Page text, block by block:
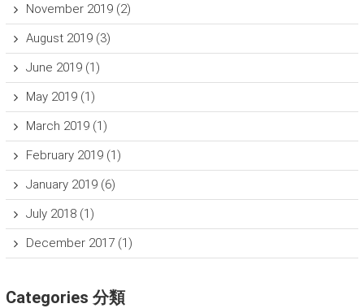
November 2019(2)
August 2019(3)
June 2019(1)
May 2019(1)
March 2019(1)
February 2019(1)
January 2019(6)
July 2018(1)
December 2017(1)
Categories 分類